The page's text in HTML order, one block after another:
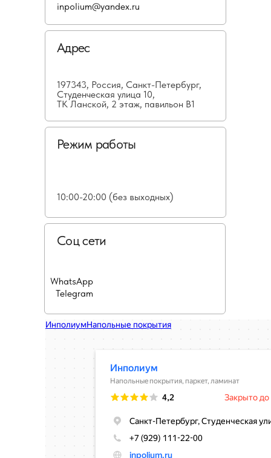
Адрес
197343, Россия, Санкт-Петербург,
Студенческая улица 10,
ТК Ланской, 2 этаж, павильон В1
Режим работы
10:00-20:00 (без выходных)
Соц сети
inpolium@yandex.ru
WhatsApp
Telegram